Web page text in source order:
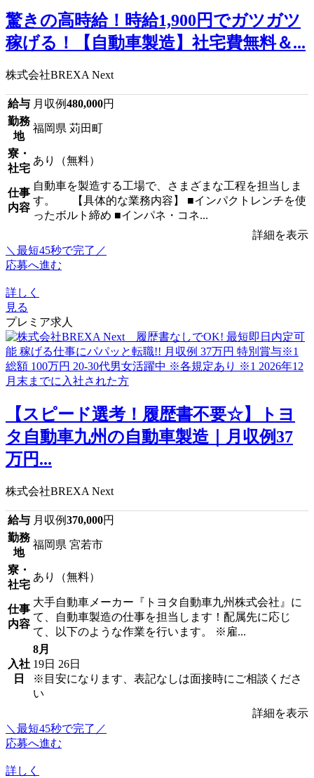
驚きの高時給！時給1,900円でガツガツ
稼げる！【自動車製造】社宅費無料＆...
株式会社BREXA Next
給与 月収例480,000円
勤務
地
福岡県 苅田町
寮・
社宅
あり（無料）
仕事
内容
自動車を製造する工場で、さまざまな工程を担当しま
す。 【具体的な業務内容】 ■インパクトレンチを使
ったボルト締め ■インパネ・コネ...
詳細を表示
＼最短45秒で完了／
応募へ進む
詳しく
見る
プレミア求人
【スピード選考！履歴書不要☆】トヨ
タ自動車九州の自動車製造｜月収例37
万円...
株式会社BREXA Next
給与 月収例370,000円
勤務
地
福岡県 宮若市
寮・
社宅
あり（無料）
仕事
内容
大手自動車メーカー『トヨタ自動車九州株式会社』に
て、自動車製造の仕事を担当します！配属先に応じ
て、以下のような作業を行います。 ※雇...
入社
日
8月
19日 26日
※目安になります、表記なしは面接時にご相談くださ
い
詳細を表示
＼最短45秒で完了／
応募へ進む
詳しく